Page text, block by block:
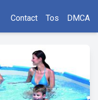
Contact Tos DMCA